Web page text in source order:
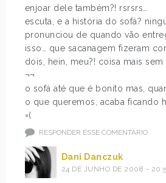
enjoar dele também?! rsrsrs…
escuta, e a história do sofá?
pronunciou de quando vão
isso… que sacanagem fizeram
dois, hein, meu?! coisa mais sem
¬¬
o sofá até que é bonito mas,
o que queremos, acaba ficando
=(
RESPONDER ESSE COMENTÁRIO
Dani Danczuk
24 DE JUNHO DE 2008 -